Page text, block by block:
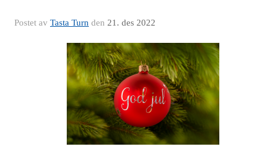
Postet av Tasta Turn den 21. des 2022